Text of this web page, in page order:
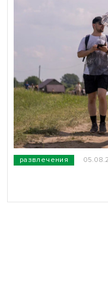
развлечения